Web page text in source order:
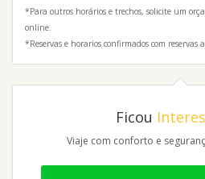
*Para outros horários e trechos, solicite um
online.
*Reservas e horarios confirmados com reservas
Ficou
Viaje com conforto e